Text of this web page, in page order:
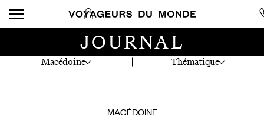
Macédoine Thématique
JOURNAL
MACÉDOINE